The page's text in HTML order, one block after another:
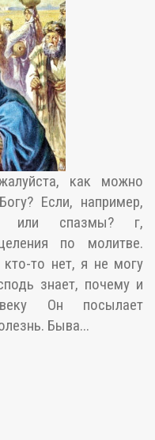
как можно
Если, например,
или спазмы? г,
по молитве.
то нет, я не могу
знает, почему и
Он посылает
Быва...